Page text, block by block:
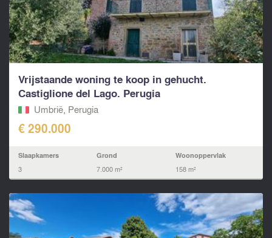
Vrijstaande woning te koop in gehucht.
Castiglione del Lago. Perugia
Umbrië, Perugia
€ 290.000
Slaapkamers
3
Grond
7.000 m²
Woonoppervlak
158 m²